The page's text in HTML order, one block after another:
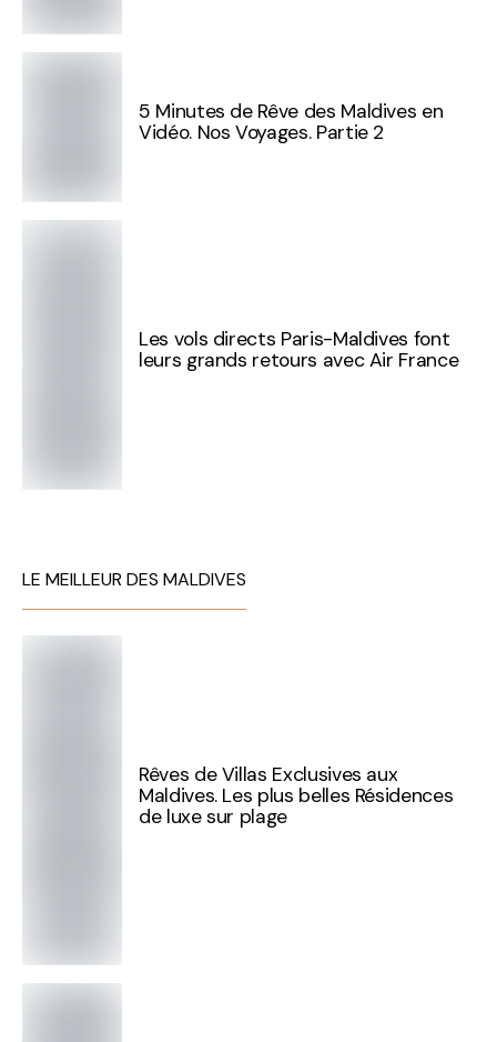
5 Minutes de Rêve des Maldives en
Vidéo. Nos Voyages. Partie 2
Les vols directs Paris-Maldives font
leurs grands retours avec Air France
LE MEILLEUR DES MALDIVES
Rêves de Villas Exclusives aux
Maldives. Les plus belles Résidences
de luxe sur plage